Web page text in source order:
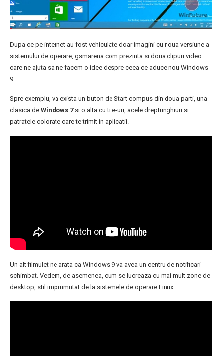
Dupa ce pe internet au fost vehiculate doar imagini cu noua versiune a
sistemului de operare, gsmarena.com prezinta si doua clipuri video
care ne ajuta sa ne facem o idee despre ceea ce aduce nou Windows
9.
Spre exemplu, va exista un buton de Start compus din doua parti, una
clasica de Windows 7si o alta cu tile-uri, acele dreptunghiuri si
patratele colorate care te trimit in aplicatii.
Un alt filmulet ne arata ca Windows 9 va avea un centru de notificari
schimbat. Vedem, de asemenea, cum se lucreaza cu mai mult zone de
desktop, stil imprumutat de la sistemele de operare Linux: